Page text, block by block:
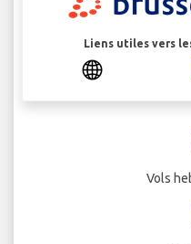
Liens utiles vers
Vols